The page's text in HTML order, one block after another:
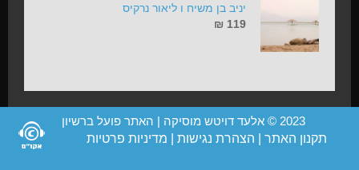
יניב בן משיח ו ליאור נרקיס
₪ 119
2023 © אלעד דויטש מוסיקה | האתר פועל ברשיון
תקנון האתר
הצהרת נגישות מדיניות פרטיות